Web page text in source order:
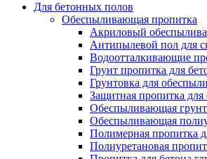
Для бетонных полов
Обеспыливающая пропитка
Акриловый
Антипылевой пол для
Водоотталкивающие
Грунт пропитка для
Грунтовка для
Защитная пропитка для
Обеспыливающая
Обеспыливающая
Полимерная пропитка
Полиуретановая